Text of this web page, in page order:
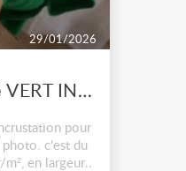
29/01/2026
Tissu ignifugé VERT INCRUST coton gratté
pour
c'est du
en largeur